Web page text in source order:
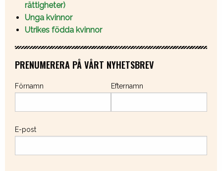
rättigheter)
Unga kvinnor
Utrikes födda kvinnor
PRENUMERERA PÅ VÅRT NYHETSBREV
Förnamn Efternamn
E-post